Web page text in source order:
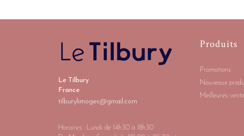
Le Tilbury
France
tilburylimoges@gmail.com
Horaires : Lundi de 14h30 à 18h30
Produits
Promotions
Nouveaux
Meilleures